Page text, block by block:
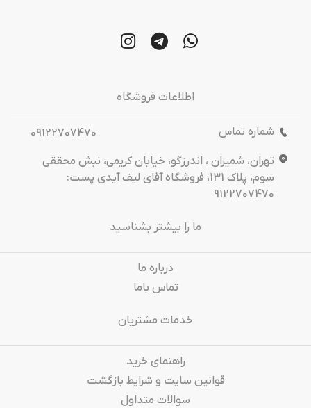
اطلاعات فروشگاه
شماره تماس
09122707470
تهران، شمیران ، اندرزگو، خیابان کریمی، نبش محققی
سوم، پلاک 131، فروشگاه آقای لیف آیدی پست:
9122707470
ما را بیشتر بشناسید
درباره‌ ما
تماس باما
خدمات مشتریان
راهنمای خرید
قوانین سایت و شرایط بازگشت
سوالات متداول